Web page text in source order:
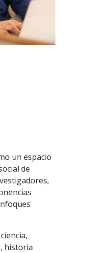
un espacio
de
historia